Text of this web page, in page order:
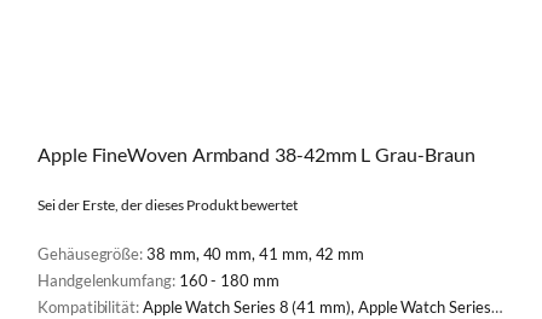
Apple FineWoven Armband 38-42mm L Grau-Braun
Sei der Erste, der dieses Produkt bewertet
Gehäusegröße:38 mm, 40 mm, 41 mm, 42 mm
Handgelenkumfang: 160 - 180 mm
Kompatibilität:Apple Watch Series 8 (41 mm), Apple Watch Series 9 (41 mm), Apple Watch Serie 1, 2, 3 (38 mm), Apple Watch Serie 4, 5, 6, SE, SE 2 (40 mm), Apple Watch Series 7 (41 mm), Apple Watch Series 10 (42 mm)